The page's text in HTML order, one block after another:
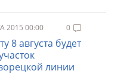
2015 00:00 0
8 августа будет
линии